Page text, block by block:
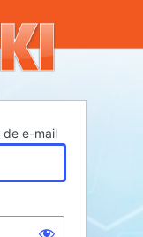
de e-mail